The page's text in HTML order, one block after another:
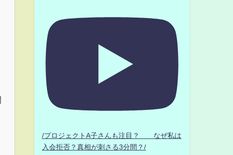
/プロジェクトA子さんも注目？ なぜ私は
入会拒否？真相が刺さる3分間？/